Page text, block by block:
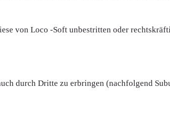
von Loco -Soft unbestritten oder
durch Dritte zu erbringen (nachfolgend